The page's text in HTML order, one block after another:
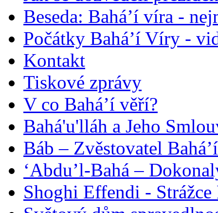
Beseda: Bahá’í víra -
Počátky Bahá’í Víry -
Kontakt
Tiskové zprávy
V co Bahá’í věří?
Bahá'u'lláh a Jeho
Báb – Zvěstovatel
‘Abdu’l-Bahá –
Shoghi Effendi -